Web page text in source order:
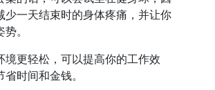
少一天结束时的身体疼痛，并让你
。
境更轻松，可以提高你的工作效
时间和金钱。